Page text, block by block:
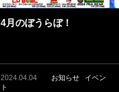
4月のぼうらぼ！
2024.04.04 お知らせ
イベン
ト